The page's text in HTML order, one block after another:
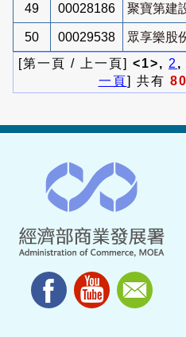
49 00028186 聚寶第建
50 00029538
眾享樂股
[第一頁 / 上一頁] <1>, 2 ,
一頁] 共有